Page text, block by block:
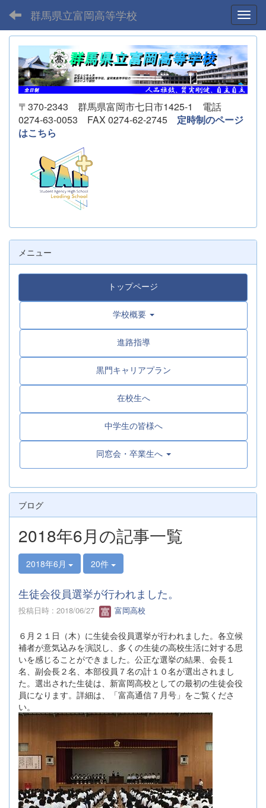
群馬県立富岡高等学校
〒370-2343 群馬県富岡市七日市1425-1 電話
0274-63-0053 FAX 0274-62-2745 定時制のページ
はこちら
メニュー
トップページ
学校概要
進路指導
黒門キャリアプラン
在校生へ
中学生の皆様へ
同窓会・卒業生へ
ブログ
2018年6月の記事一覧
2018年6月 20件
生徒会役員選挙が行われました。
投稿日時 : 2018/06/27 富岡高校
６月２１日（木）に生徒会役員選挙が行われました。各立候
補者が意気込みを演説し、多くの生徒の高校生活に対する思
いを感じることができました。公正な選挙の結果、会長１
名、副会長２名、本部役員７名の計１０名が選出されまし
た。選出された生徒は、新富岡高校としての最初の生徒会役
員になります。詳細は、「富高通信７月号」をご覧くださ
い。